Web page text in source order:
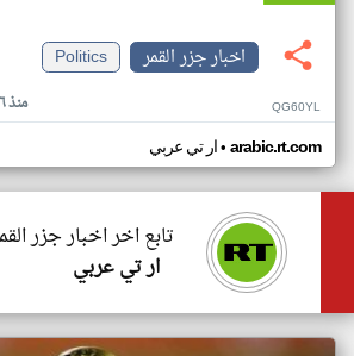
اخبار جزر القمر
Politics
منذ ٦ أشهر QG60YL
ار تي عربي• arabic.rt.com
تابع اخر اخبار جزر
ار تي عربي